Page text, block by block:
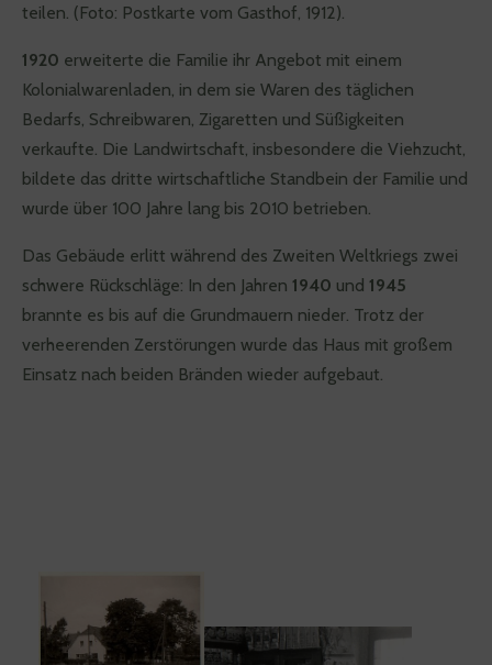
teilen. (Foto: Postkarte vom Gasthof, 1912).
1920 erweiterte die Familie ihr Angebot mit einem
Kolonialwarenladen, in dem sie Waren des täglichen
Bedarfs, Schreibwaren, Zigaretten und Süßigkeiten
verkaufte. Die Landwirtschaft, insbesondere die Viehzucht,
bildete das dritte wirtschaftliche Standbein der Familie und
wurde über 100 Jahre lang bis 2010 betrieben.
Das Gebäude erlitt während des Zweiten Weltkriegs zwei
schwere Rückschläge: In den Jahren 1940 und 1945
brannte es bis auf die Grundmauern nieder. Trotz der
verheerenden Zerstörungen wurde das Haus mit großem
Einsatz nach beiden Bränden wieder aufgebaut.